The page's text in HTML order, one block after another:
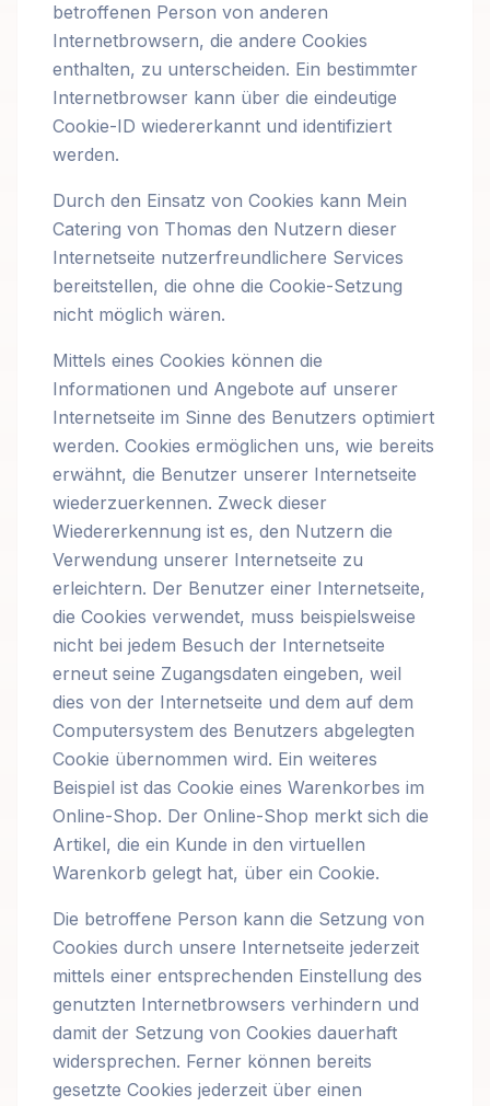
betroffenen Person von anderen
Internetbrowsern, die andere Cookies
enthalten, zu unterscheiden. Ein bestimmter
Internetbrowser kann über die eindeutige
Cookie-ID wiedererkannt und identifiziert
werden.
Durch den Einsatz von Cookies kann Mein
Catering von Thomas den Nutzern dieser
Internetseite nutzerfreundlichere Services
bereitstellen, die ohne die Cookie-Setzung
nicht möglich wären.
Mittels eines Cookies können die
Informationen und Angebote auf unserer
Internetseite im Sinne des Benutzers optimiert
werden. Cookies ermöglichen uns, wie bereits
erwähnt, die Benutzer unserer Internetseite
wiederzuerkennen. Zweck dieser
Wiedererkennung ist es, den Nutzern die
Verwendung unserer Internetseite zu
erleichtern. Der Benutzer einer Internetseite,
die Cookies verwendet, muss beispielsweise
nicht bei jedem Besuch der Internetseite
erneut seine Zugangsdaten eingeben, weil
dies von der Internetseite und dem auf dem
Computersystem des Benutzers abgelegten
Cookie übernommen wird. Ein weiteres
Beispiel ist das Cookie eines Warenkorbes im
Online-Shop. Der Online-Shop merkt sich die
Artikel, die ein Kunde in den virtuellen
Warenkorb gelegt hat, über ein Cookie.
Die betroffene Person kann die Setzung von
Cookies durch unsere Internetseite jederzeit
mittels einer entsprechenden Einstellung des
genutzten Internetbrowsers verhindern und
damit der Setzung von Cookies dauerhaft
widersprechen. Ferner können bereits
gesetzte Cookies jederzeit über einen